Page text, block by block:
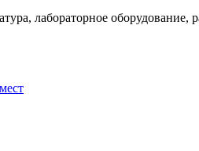
лабораторное оборудование,